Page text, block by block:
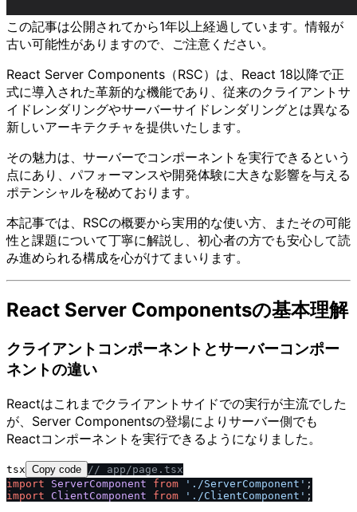
この記事は公開されてから1年以上経過しています。情報が
古い可能性がありますので、ご注意ください。
React Server Components（RSC）は、React 18以降で正
式に導入された革新的な機能であり、従来のクライアントサ
イドレンダリングやサーバーサイドレンダリングとは異なる
新しいアーキテクチャを提供いたします。
その魅力は、サーバーでコンポーネントを実行できるという
点にあり、パフォーマンスや開発体験に大きな影響を与える
ポテンシャルを秘めております。
本記事では、RSCの概要から実用的な使い方、またその可能
性と課題について丁寧に解説し、初心者の方でも安心して読
み進められる構成を心がけてまいります。
React Server Componentsの基本理解
クライアントコンポーネントとサーバーコンポー
ネントの違い
Reactはこれまでクライアントサイドでの実行が主流でした
が、Server Componentsの登場によりサーバー側でも
Reactコンポーネントを実行できるようになりました。
tsx Copy code / / app /page.tsx
import
ServerComponent from '. /ServerComponent'
import
ClientComponent from '. /ClientComponent' ;